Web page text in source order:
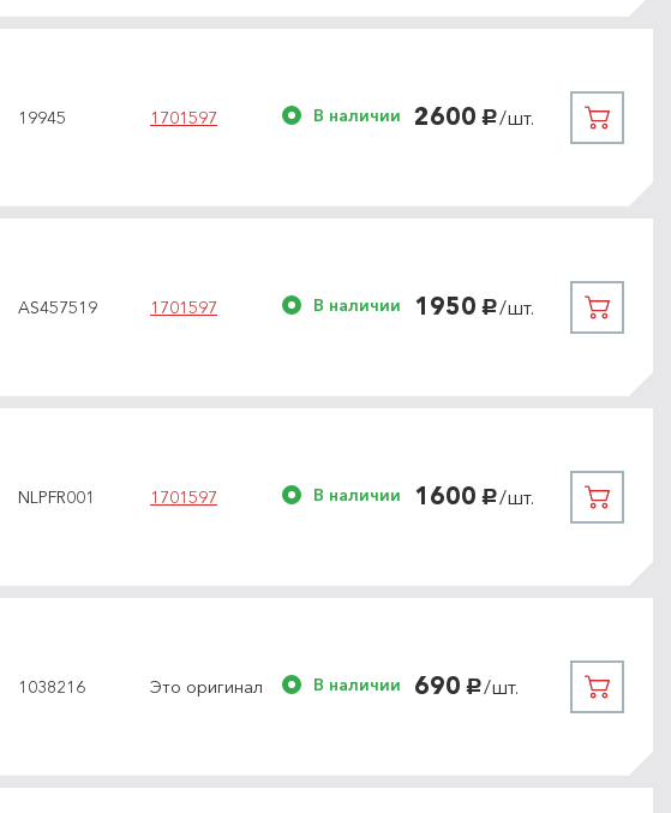
19945 1701597 В наличии 2600 руб./шт.
AS457519 1701597 В наличии 1950 руб./шт.
NLPFR001 1701597 В наличии 1600 руб./шт.
1038216 Это оригинал В наличии 690 руб./шт.